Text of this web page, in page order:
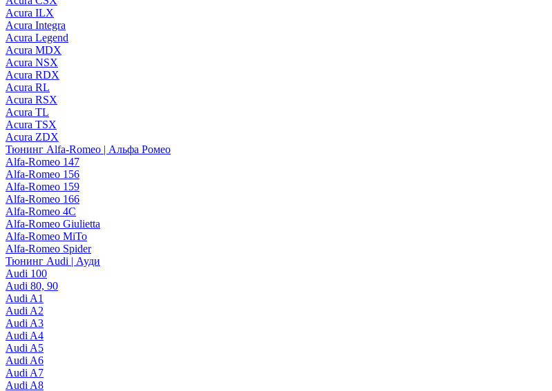
Acura ILX
Acura Integra
Acura Legend
Acura MDX
Acura NSX
Acura RDX
Acura RL
Acura RSX
Acura TL
Acura TSX
Acura ZDX
Тюнинг Alfa-Romeo | Альфа Ромео
Alfa-Romeo 147
Alfa-Romeo 156
Alfa-Romeo 159
Alfa-Romeo 166
Alfa-Romeo 4C
Alfa-Romeo Giulietta
Alfa-Romeo MiTo
Alfa-Romeo Spider
Тюнинг Audi | Ауди
Audi 100
Audi 80, 90
Audi A1
Audi A2
Audi A3
Audi A4
Audi A5
Audi A6
Audi A7
Audi A8